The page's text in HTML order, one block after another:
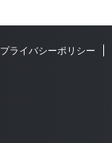
プライバシーポリシー